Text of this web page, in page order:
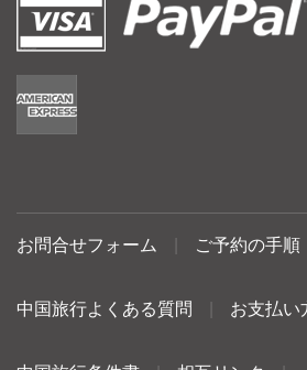
お問合せフォーム ご予約の手順
中国旅行よくある質問 お支払い